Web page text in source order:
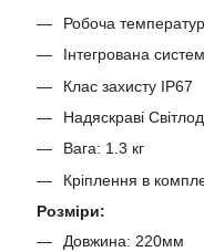
Робоча
Інтегрована
Клас захисту IP67
Надяскраві
Вага: 1.3 кг
Кріплення в
Розміри:
Довжина: 220мм